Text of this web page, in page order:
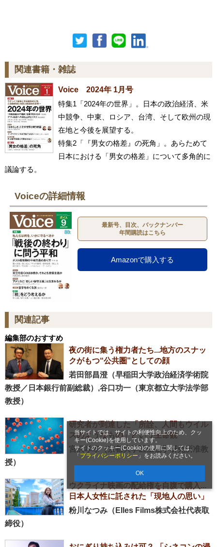
当サイトでは、サイトの利便性向上のため、クッ
キー(Cookie)を使用しています。
サイトのクッキー(Cookie)の使用に関しては、
「 プライバシーポリシー 」をお読みください。
OK
関連書籍・雑誌
Voice 2024年 1月号
特集1「2024年の世界」。日本の政治経済、米
中競争、中東、ロシア、台湾、そして欧州の現
在地と今後を展望する。
特集2「『男女の格差』の死角」。あらためて
日本における「男女の格差」について多角的に
議論する。
Voiceの詳細情報
最新号、目次、バックナンバー
年間購読はこちら
Amazonで購入する
関連記事
編集部のおすすめ
夜の街に集う権力者たち...地方のスナッ
クがもつ“公共圏”としての顔
若田部昌澄（早稲田大学政治経済学術院
教授／日本銀行前副総裁）,谷口功一（東京都立大学法学部
教授）
研究者が到達した「所詮、人間もウイル
スのようなもの」という生命観
宮沢孝幸（京都大学医生物学研究所准教
授）
ウクライナ映画の配給権を自腹で購入...
日本人女性に託された「現地人の思い」
粉川なつみ（Elles Films株式会社代表取
締役）